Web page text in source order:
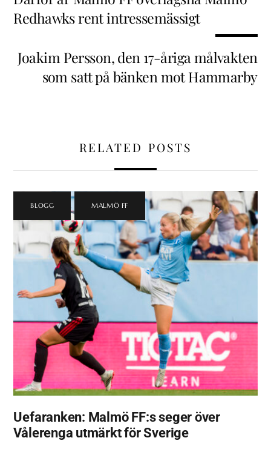
Redhawks rent intressemässigt
Joakim Persson, den 17-åriga målvakten
som satt på bänken mot Hammarby
RELATED POSTS
BLOGG MALMÖ FF
Uefaranken: Malmö FF:s seger över
Vålerenga utmärkt för Sverige